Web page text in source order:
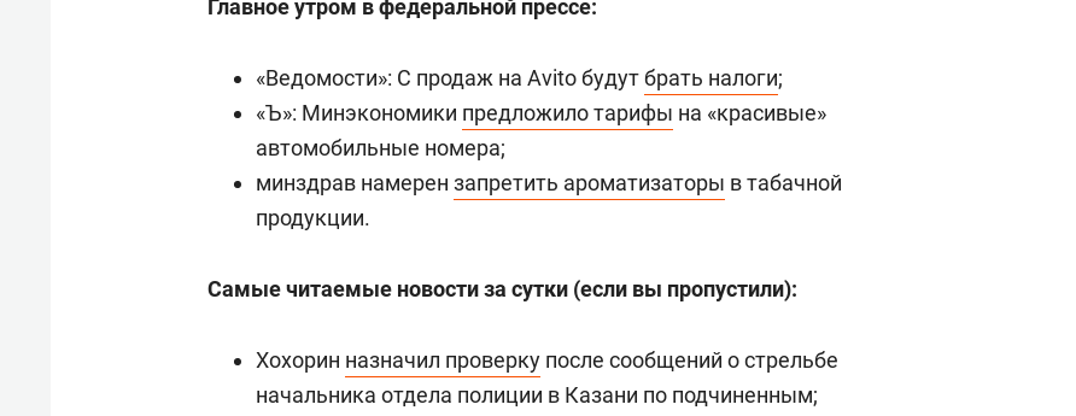
Главное утром в федеральной прессе:
«Ведомости»: С продаж на Avito будутбрать налоги;
«Ъ»: Минэкономики предложило тарифы на «красивые»
автомобильные номера;
минздрав намерен запретить ароматизаторы в табачной
продукции.
Самые читаемые новости за сутки (если вы пропустили):
Хохорин назначил проверку после сообщений о стрельбе
начальника отдела полиции в Казани по подчиненным;